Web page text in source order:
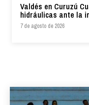
Valdés en Curuzú
hidráulicas ante la
7 de agosto de 2026